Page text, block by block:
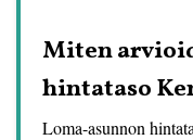
Miten
hintataso
Loma-asunnon